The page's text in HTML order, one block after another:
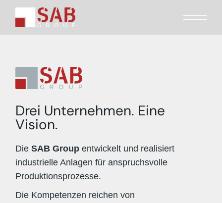
Drei Unternehmen. Eine
Vision.
Die SAB Group entwickelt und realisiert
industrielle Anlagen für anspruchsvolle
Produktionsprozesse.
Die Kompetenzen reichen von